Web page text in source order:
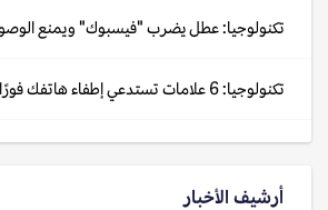
تكنولوجيا: عطل يضرب "فيسبوك" ويمنع
تكنولوجيا: 6 علامات تستدعي إطفاء هاتفك فورًا
أرشيف الأخبار